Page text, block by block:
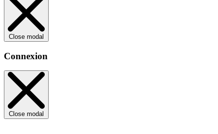
Close modal
Connexion
Close modal